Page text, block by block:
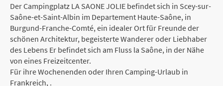
Der Campingplatz LA SAONE JOLIE befindet sich in Scey-sur-
Saône-et-Saint-Albin im Departement Haute-Saône, in
Burgund-Franche-Comté, ein idealer Ort für Freunde der
schönen Architektur, begeisterte Wanderer oder Liebhaber
des Lebens Er befindet sich am Fluss la Saône, in der Nähe
von eines Freizeitcenter.
Für ihre Wochenenden oder Ihren Camping-Urlaub in
Frankreich, .